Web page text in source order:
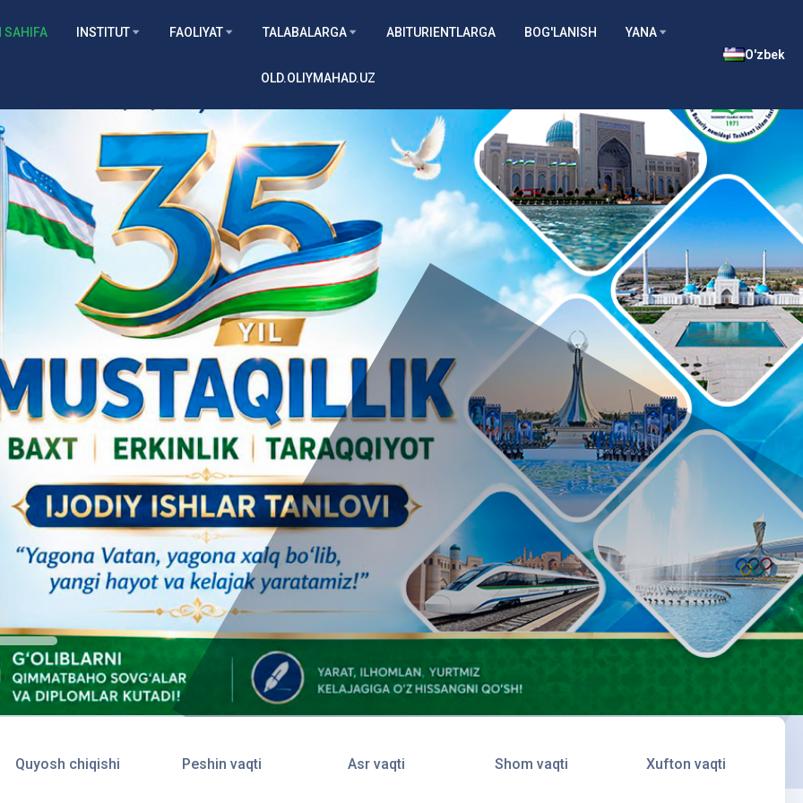
SAHIFA INSTITUT FAOLIYAT TALABALARGA ABITURIENTLARGA BOG'LANISH YANA
OLD.OLIYMAHAD.UZ
O'zbek
Quyosh chiqishi Peshin vaqti Asr vaqti Shom vaqti Xufton vaqti